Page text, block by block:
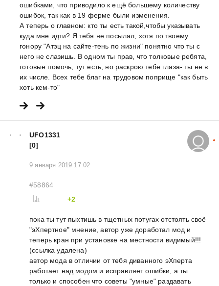
ошибками, что приводило к ещё большему количеству
ошибок, так как в 19 ферме были изменения.
А теперь о главном: кто ты есть такой,чтобы указывать
куда мне идти? Я тебя не посылал, хотя по твоему
гонору "Атэц на сайте-тень по жизни" понятно что ты с
него не слазишь. В одном ты прав, что толковые ребята,
готовые помочь, тут есть, но раскрою тебе глаза- ты не в
их числе. Всех тебе благ на трудовом поприще "как быть
хоть кем-то"
UFO1331
[0]
9 января 2019 17:02
#58864
+2
пока ты тут пыхтишь в тщетных потугах отстоять своё
"эХпертное" мнение, автор уже доработал мод и
теперь кран при установке на местности видимый!!!
(ссылка удалена)
автор мода в отличии от тебя диванного эХперта
работает над модом и исправляет ошибки, а ты
только и способен что советы "умные" раздавать